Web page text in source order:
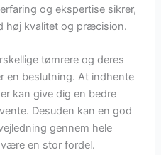
og ekspertise sikrer,
høj kvalitet og præcision.
tømrere og deres
en beslutning. At indhente
kan give dig en bedre
Desuden kan en god
gennem hele
en stor fordel.